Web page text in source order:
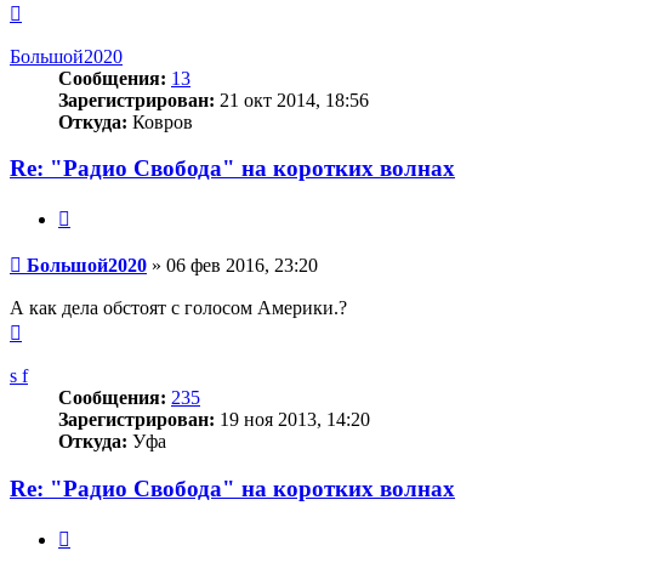
началу
Большой2020
Сообщения: 13
Зарегистрирован: 21 окт 2014, 18:56
Откуда: Ковров
Re: "Радио Свобода" на коротких волнах
Сообщение
Большой2020 » 06 фев 2016, 23:20
А как дела обстоят с голосом Америки.?
началу
s f
Сообщения: 235
Зарегистрирован: 19 ноя 2013, 14:20
Откуда: Уфа
Re: "Радио Свобода" на коротких волнах